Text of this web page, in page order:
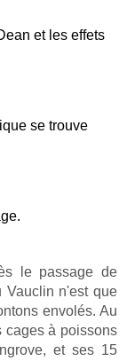
et les effets
se trouve
le passage de
Vauclin n'est que
envolés. Au
cages à poissons
et ses 15